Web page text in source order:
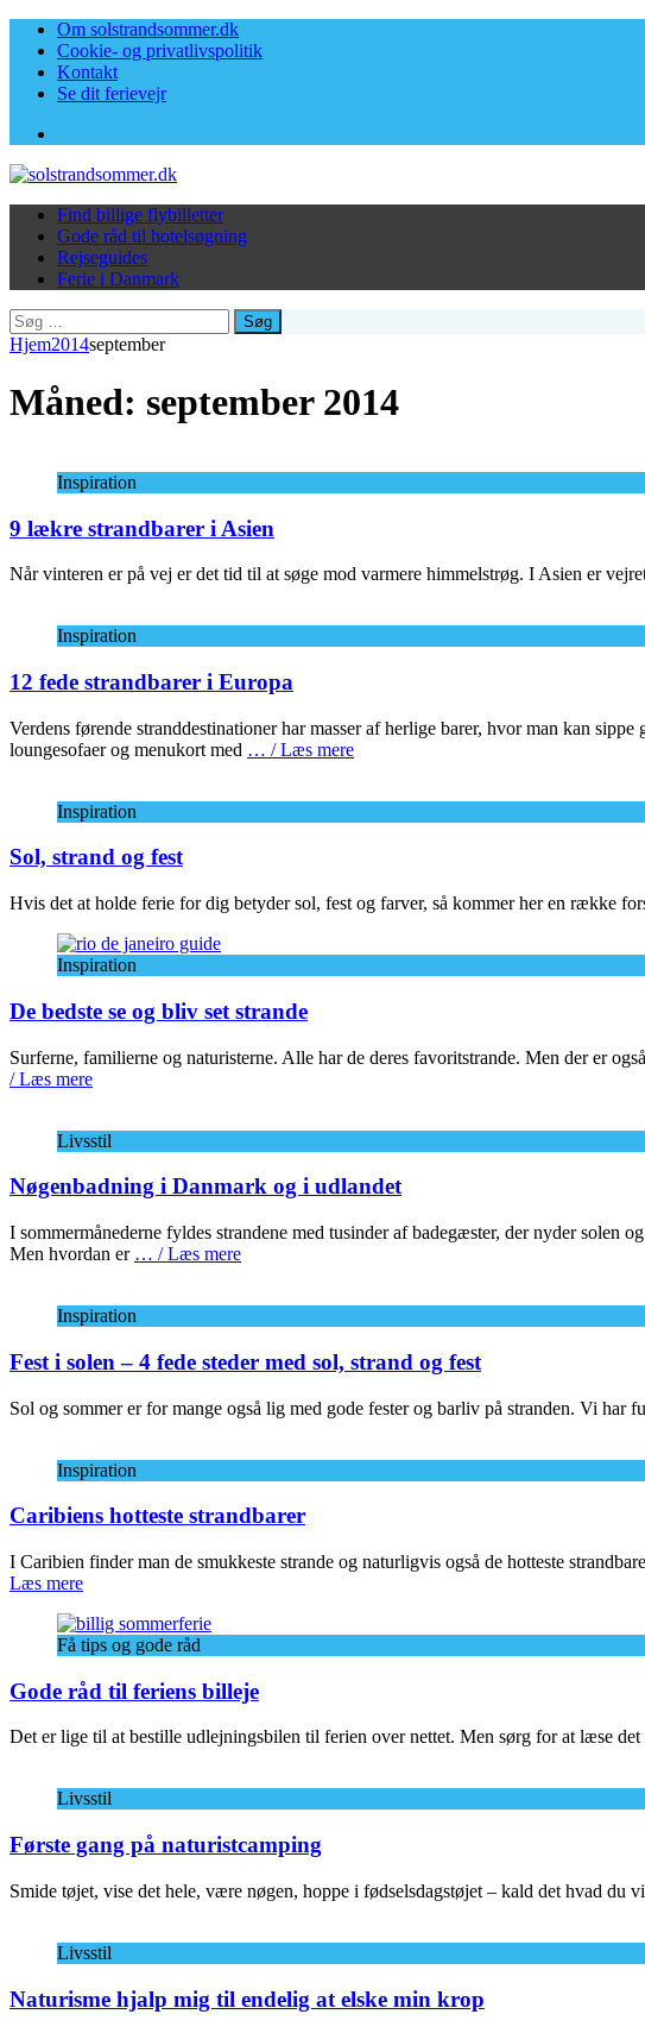
Om solstrandsommer.dk
Cookie- og privatlivspolitik
Kontakt
Se dit ferievejr
Find billige flybilletter
Gode råd til hotelsøgning
Rejseguides
Ferie i Danmark
Søg
efter:
Hjem2014september
Måned: september 2014
Inspiration
9 lækre strandbarer i Asien
Når vinteren er på vej er det tid til at søge mod varmere himmelstrøg. I Asien er
Inspiration
12 fede strandbarer i Europa
Verdens førende stranddestinationer har masser af herlige barer, hvor man kan
loungesofaer og menukort med … / Læs mere
Inspiration
Sol, strand og fest
Hvis det at holde ferie for dig betyder sol, fest og farver, så kommer her en række
Inspiration
De bedste se og bliv set strande
Surferne, familierne og naturisterne. Alle har de deres favoritstrande. Men der er
/ Læs mere
Livsstil
Nøgenbadning i Danmark og i udlandet
I sommermånederne fyldes strandene med tusinder af badegæster, der nyder solen
Men hvordan er … / Læs mere
Inspiration
Fest i solen – 4 fede steder med sol, strand og fest
Sol og sommer er for mange også lig med gode fester og barliv på stranden. Vi
Inspiration
Caribiens hotteste strandbarer
I Caribien finder man de smukkeste strande og naturligvis også de hotteste
Læs mere
Få tips og gode råd
Gode råd til feriens billeje
Det er lige til at bestille udlejningsbilen til ferien over nettet. Men sørg for at læse
Livsstil
Første gang på naturistcamping
Smide tøjet, vise det hele, være nøgen, hoppe i fødselsdagstøjet – kald det hvad
Livsstil
Naturisme hjalp mig til endelig at elske min krop